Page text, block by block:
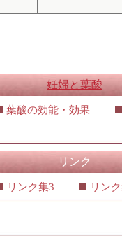
妊婦と葉酸
葉酸の効能・効果
リンク
リンク集3 リン